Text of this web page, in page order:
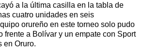
a la última casilla en la tabla de
cuatro unidades en seis
orureño en este torneo solo pudo
frente a Bolívar y un empate con Sport
en Oruro.